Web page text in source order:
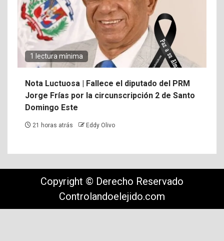
1 lectura mínima
Nota Luctuosa | Fallece el diputado del PRM
Jorge Frías por la circunscripción 2 de Santo
Domingo Este
21 horas atrás Eddy Olivo
Copyright © Derecho Reservado
Controlandoelejido.com